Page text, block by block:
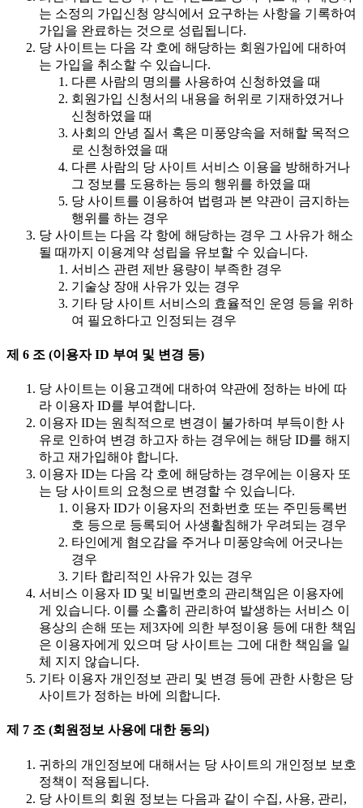
는 소정의 가입신청 양식에서 요구하는 사항을 기록하여
가입을 완료하는 것으로 성립됩니다.
당 사이트는 다음 각 호에 해당하는 회원가입에 대하여
는 가입을 취소할 수 있습니다.
다른 사람의 명의를 사용하여 신청하였을 때
회원가입 신청서의 내용을 허위로 기재하였거나
신청하였을 때
사회의 안녕 질서 혹은 미풍양속을 저해할 목적으
로 신청하였을 때
다른 사람의 당 사이트 서비스 이용을 방해하거나
그 정보를 도용하는 등의 행위를 하였을 때
당 사이트를 이용하여 법령과 본 약관이 금지하는
행위를 하는 경우
당 사이트는 다음 각 항에 해당하는 경우 그 사유가 해소
될 때까지 이용계약 성립을 유보할 수 있습니다.
서비스 관련 제반 용량이 부족한 경우
기술상 장애 사유가 있는 경우
기타 당 사이트 서비스의 효율적인 운영 등을 위하
여 필요하다고 인정되는 경우
제 6 조 (이용자 ID 부여 및 변경 등)
당 사이트는 이용고객에 대하여 약관에 정하는 바에 따
라 이용자 ID를 부여합니다.
이용자 ID는 원칙적으로 변경이 불가하며 부득이한 사
유로 인하여 변경 하고자 하는 경우에는 해당 ID를 해지
하고 재가입해야 합니다.
이용자 ID는 다음 각 호에 해당하는 경우에는 이용자 또
는 당 사이트의 요청으로 변경할 수 있습니다.
이용자 ID가 이용자의 전화번호 또는 주민등록번
호 등으로 등록되어 사생활침해가 우려되는 경우
타인에게 혐오감을 주거나 미풍양속에 어긋나는
경우
기타 합리적인 사유가 있는 경우
서비스 이용자 ID 및 비밀번호의 관리책임은 이용자에
게 있습니다. 이를 소홀히 관리하여 발생하는 서비스 이
용상의 손해 또는 제3자에 의한 부정이용 등에 대한 책임
은 이용자에게 있으며 당 사이트는 그에 대한 책임을 일
체 지지 않습니다.
기타 이용자 개인정보 관리 및 변경 등에 관한 사항은 당
사이트가 정하는 바에 의합니다.
제 7 조 (회원정보 사용에 대한 동의)
귀하의 개인정보에 대해서는 당 사이트의 개인정보 보호
정책이 적용됩니다.
당 사이트의 회원 정보는 다음과 같이 수집, 사용, 관리,